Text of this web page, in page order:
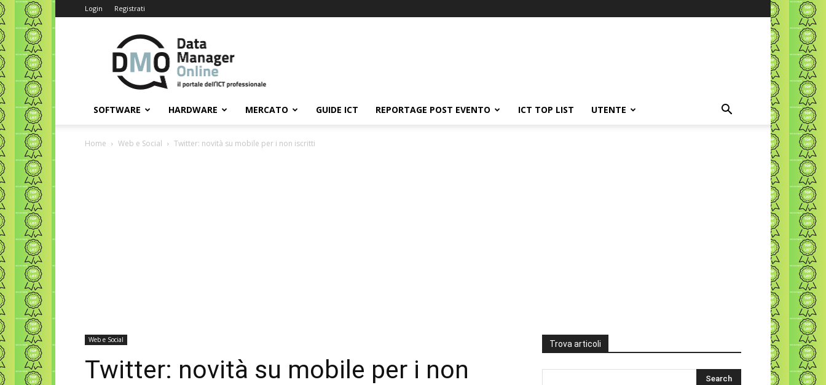
Login Registrati
Data
Manager
Online
SOFTWARE HARDWARE MERCATO GUIDE ICT REPORTAGE POST EVENTO ICT TOP LIST UTENTE
Home Web e Social Twitter: novità su mobile per i non iscritti
Web e Social
Twitter: novità su mobile per i non
Trova articoli